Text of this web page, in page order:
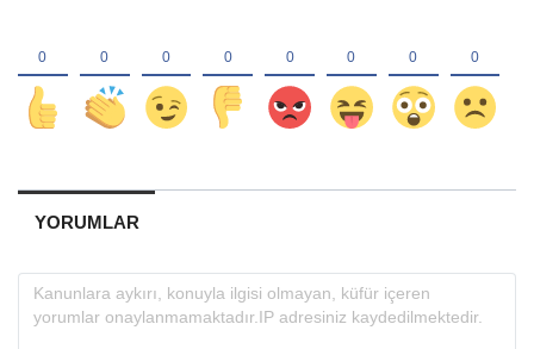
YORUMLAR